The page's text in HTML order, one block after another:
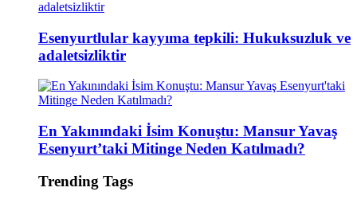
Esenyurtlular kayyıma tepkili: Hukuksuzluk ve
adaletsizliktir
En Yakınındaki İsim Konuştu: Mansur Yavaş
Esenyurt’taki Mitinge Neden Katılmadı?
Trending Tags